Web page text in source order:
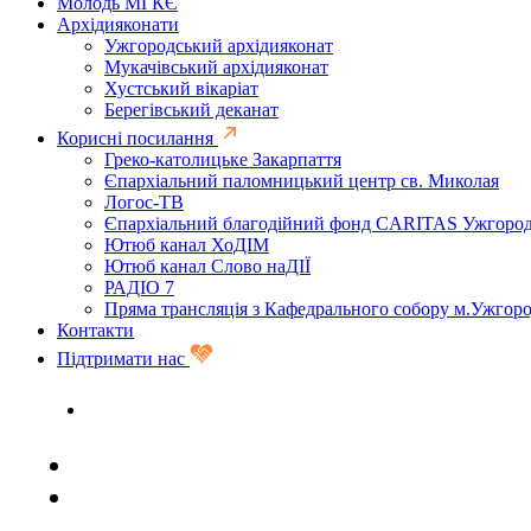
Архідияконати
Ужгородський архідияконат
Мукачівський архідияконат
Хустський вікаріат
Берегівський деканат
Корисні посилання
Греко-католицьке Закарпаття
Єпархіальний паломницький центр св. Миколая
Логос-ТВ
Єпархіальний благодійний фонд CARITAS
Ютюб канал ХоДІМ
Ютюб канал Слово наДІЇ
РАДІО 7
Пряма трансляція з Кафедрального собору
Контакти
Підтримати нас